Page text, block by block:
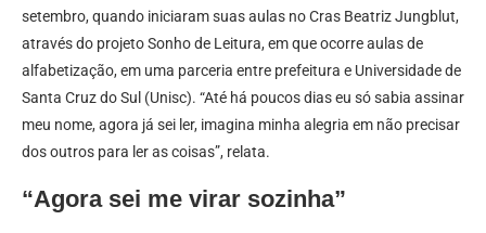
setembro, quando iniciaram suas aulas no Cras Beatriz Jungblut,
através do projeto Sonho de Leitura, em que ocorre aulas de
alfabetização, em uma parceria entre prefeitura e Universidade de
Santa Cruz do Sul (Unisc). “Até há poucos dias eu só sabia assinar
meu nome, agora já sei ler, imagina minha alegria em não precisar
dos outros para ler as coisas”, relata.
“Agora sei me virar sozinha”